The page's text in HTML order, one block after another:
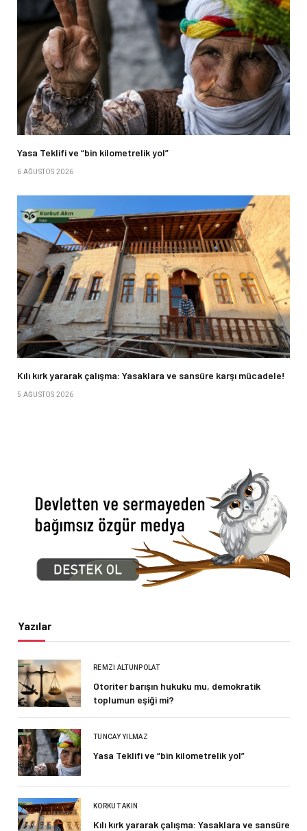
Yasa Teklifi ve “bin kilometrelik yol”
6 AĞUSTOS 2026
Kılı kırk yararak çalışma: Yasaklara ve sansüre karşı mücadele!
5 AĞUSTOS 2026
Yazılar
REMZI ALTUNPOLAT
Otoriter barışın hukuku mu, demokratik
toplumun eşiği mi?
TUNCAY YILMAZ
Yasa Teklifi ve “bin kilometrelik yol”
KORKUT AKIN
Kılı kırk yararak çalışma: Yasaklara ve sansüre